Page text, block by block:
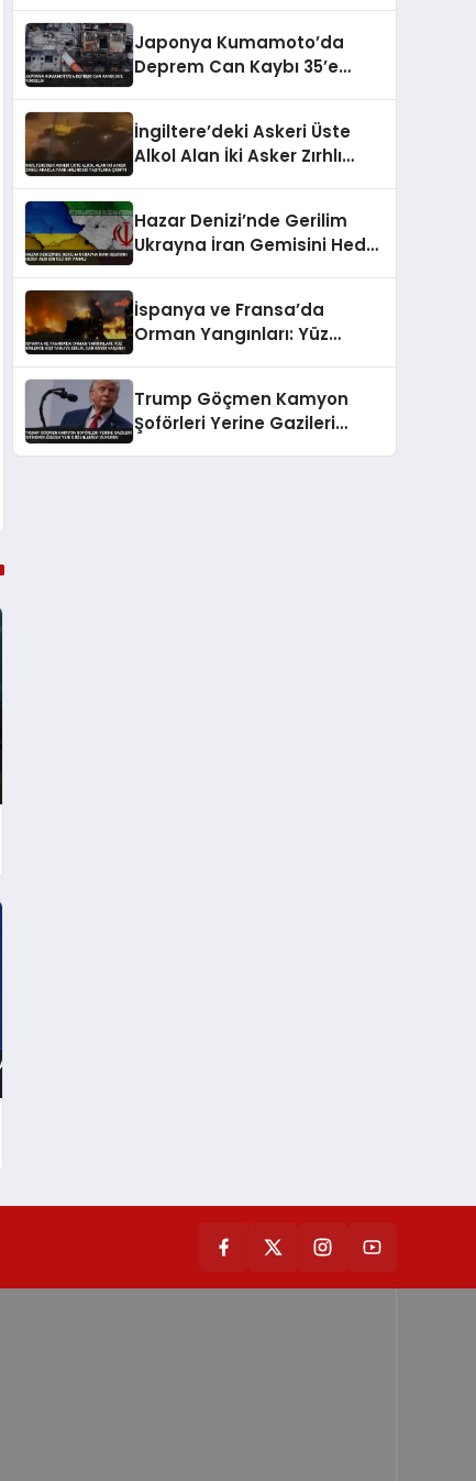
Japonya Kumamoto’da
Deprem Can Kaybı 35’e
İngiltere’deki Askeri Üste
Alkol Alan İki Asker Zırhlı
Hazar Denizi’nde Gerilim
Ukrayna İran Gemisini Hedef
İspanya ve Fransa’da
Orman Yangınları: Yüz
Trump Göçmen Kamyon
Şoförleri Yerine Gazileri